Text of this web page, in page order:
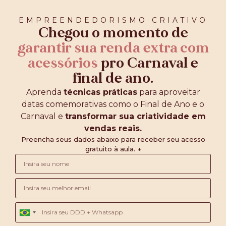
EMPREENDEDORISMO CRIATIVO
Chegou o momento de
garantir sua renda extra com
acessórios pro Carnaval e
final de ano.
Aprenda técnicas práticaspara aproveitar
datas comemorativas como o Final de Ano e o
Carnaval e transformar sua criatividade em
vendas reais.
Preencha seus dados abaixo para receber seu acesso
gratuito à aula. ↓
Brazil